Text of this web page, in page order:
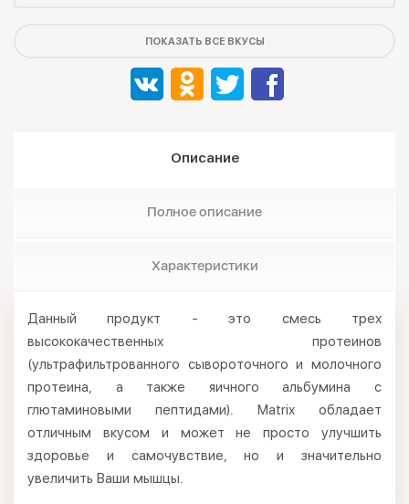
ПОКАЗАТЬ ВСЕ ВКУСЫ
Описание
Полное описание
Характеристики
Данный продукт - это смесь трех
высококачественных протеинов
(ультрафильтрованного сывороточного и молочного
протеина, а также яичного альбумина с
глютаминовыми пептидами). Matrix обладает
отличным вкусом и может не просто улучшить
здоровье и самочувствие, но и значительно
увеличить Ваши мышцы.